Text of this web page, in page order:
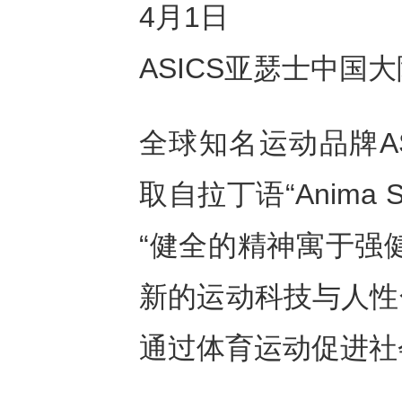
4月1日
ASICS亚瑟士中国
全球知名运动品牌
取自拉丁语“Anima
“健全的精神寓于强
新的运动科技与人
通过体育运动促进